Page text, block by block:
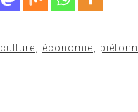
culture économie